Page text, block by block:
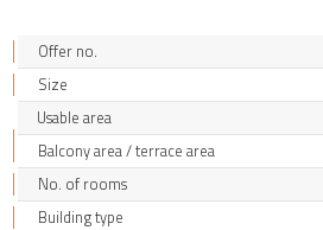
Offer no.
Size
Usable area
Balcony area / terrace area
No. of rooms
Building type